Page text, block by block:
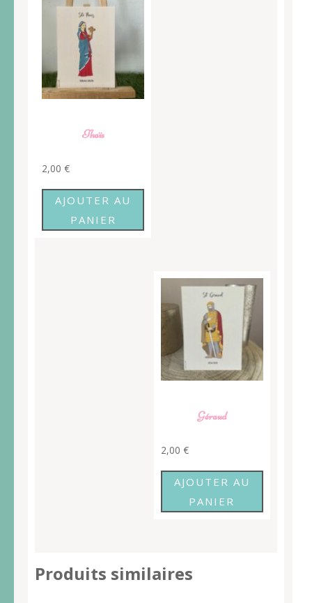
Thaïs
2,00 €
AJOUTER AU
PANIER
Géraud
2,00 €
AJOUTER AU
PANIER
Produits similaires